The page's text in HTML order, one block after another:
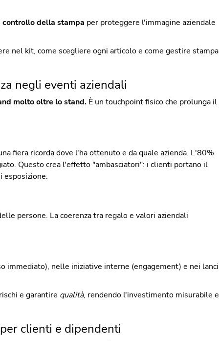
controllo della stampa per proteggere l'immagine aziendale
nel kit, come scegliere ogni articolo e come gestire stampa
negli eventi aziendali
molto oltre lo stand. È un touchpoint fisico che prolunga il
fiera ricorda dove l'ha ottenuto e da quale azienda. L'80%
Questo crea l'effetto "ambasciatori": i clienti portano il
esposizione.
persone. La coerenza tra regalo e valori aziendali
immediato), nelle iniziative interne (engagement) e nei lanci
e garantire qualità, rendendo l'investimento misurabile e
clienti e dipendenti